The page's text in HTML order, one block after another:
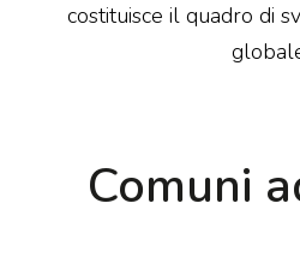
costituisce il quadro di
Comuni